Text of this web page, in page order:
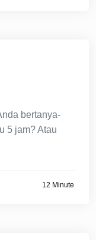
bertanya-
5 jam? Atau
12 Minute